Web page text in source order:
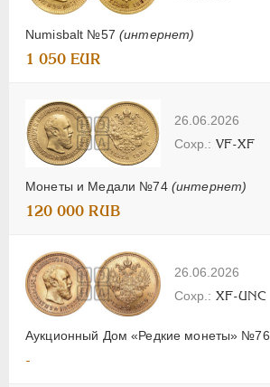
Numisbalt №57 (интернет)
1 050 EUR
26.06.2026
Монеты и Медали №74 (интернет)
VF-XF
120 000 RUB
26.06.2026
Аукционный Дом «Редкие монеты» №76
XF-UNC
-